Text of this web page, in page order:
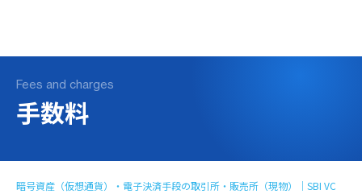
Fees and charges
手数料
暗号資産（仮想通貨）・電子決済手段の取引所・販売所（現物）｜SBI VC